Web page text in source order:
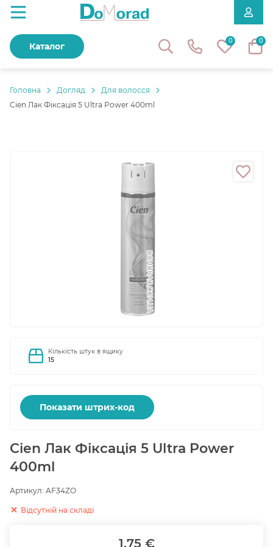
0 0
Каталог
Головнa Догляд
Для волосся
Cien Лак Фіксація 5 Ultra Power 400ml
Кількість штук в ящику
15
Показати штрих-код
Cien Лак Фіксація 5 Ultra Power
400ml
Артикул: AF34ZO
Відсутній на складі
1.75 €